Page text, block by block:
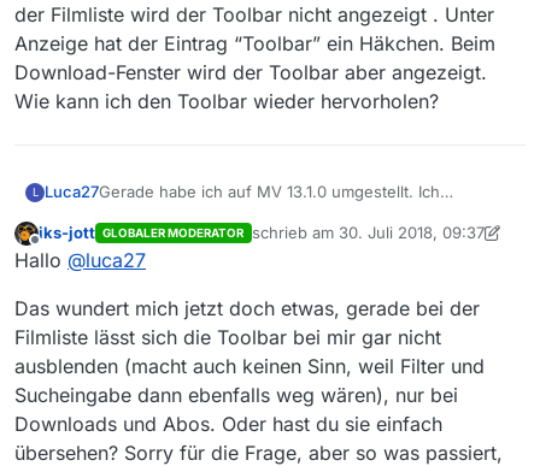
der Filmliste wird der Toolbar nicht angezeigt . Unter
Anzeige hat der Eintrag “Toolbar” ein Häkchen. Beim
Download-Fenster wird der Toolbar aber angezeigt.
Wie kann ich den Toolbar wieder hervorholen?
L Luca27Gerade habe ich auf MV 13.1.0 umgestellt. Ich
Leider kann ich diese Version so nicht verwenden: bei
der Filmliste wird der Toolbar nicht angezeigt . Unter
Download-Fenster wird der Toolbar aber angezeigt.
Wie kann ich den Toolbar wieder hervorholen?
Offline
iks-jott GLOBALER MODERATOR schrieb am 30. Juli 2018, 09:37
zuletzt editiert von iks-jott
Hallo @luca27
Das wundert mich jetzt doch etwas, gerade bei der
Filmliste lässt sich die Toolbar bei mir gar nicht
ausblenden (macht auch keinen Sinn, weil Filter und
Sucheingabe dann ebenfalls weg wären), nur bei
Downloads und Abos. Oder hast du sie einfach
übersehen? Sorry für die Frage, aber so was passiert,